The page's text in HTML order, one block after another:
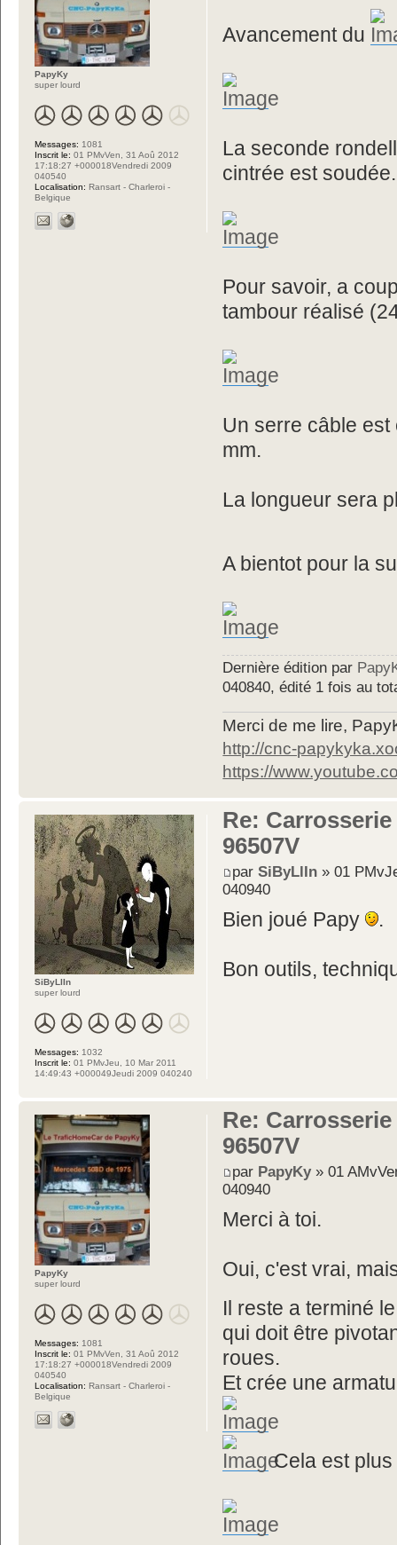
Avancement du
La seconde
cintrée est soudée.
Pour savoir, a
tambour réalisé
Un serre câble
mm.
La longueur sera
A bientot pour la
Dernière édition par
040840, édité 1 fois au
Merci de me lire,
http://cnc-
https://
PapyKy
super lourd
Messages: 1081
Inscrit le: 01 PMvVen, 31 Aoû 2012
17:18:27 +000018Vendredi 2009
040540
Localisation: Ransart - Charleroi -
Belgique
Re:
96507V
parSiByLlIn » 01
040940
Bien joué Papy .
Bon outils,
SiByLlIn
super lourd
Messages: 1032
Inscrit le: 01 PMvJeu, 10 Mar 2011
14:49:43 +000049Jeudi 2009 040240
Re:
96507V
par PapyKy» 01
040940
Merci à toi.
Oui, c'est vrai,
Il reste a terminé
qui doit être
roues.
Et crée une
Cela est
PapyKy
super lourd
Messages: 1081
Inscrit le: 01 PMvVen, 31 Aoû 2012
17:18:27 +000018Vendredi 2009
040540
Localisation: Ransart - Charleroi -
Belgique